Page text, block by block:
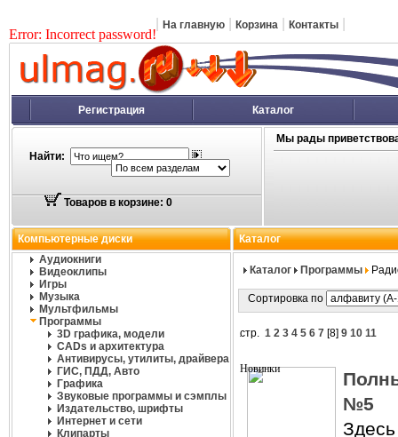
Error: Incorrect password!
На главную Корзина Контакты
Регистрация Каталог
Найти:
Товаров в корзине: 0
Мы рады
Компьютерные диски
Аудиокниги
Видеоклипы
Игры
Музыка
Мультфильмы
Программы
3D графика, модели
CADs и архитектура
Антивирусы, утилиты, драйвера
ГИС, ПДД, Авто
Графика
Звуковые программы и сэмплы
Издательство, шрифты
Интернет и сети
Клипарты
Каталог
Каталог Программы
Сортировка по
стр. 1 2 3 4 5 6 7 [8] 9 10 11
№5